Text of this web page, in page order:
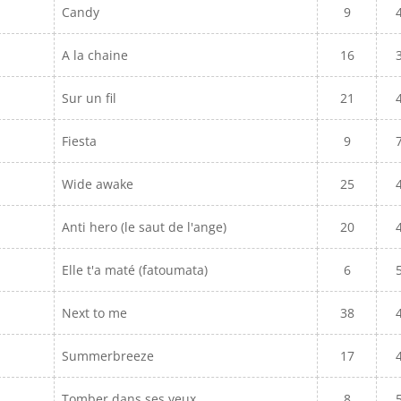
Candy 9
A la chaine 16
Sur un fil 21
Fiesta 9
Wide awake 25
Anti hero (le saut de l'ange) 20
Elle t'a maté (fatoumata) 6
Next to me 38
Summerbreeze 17